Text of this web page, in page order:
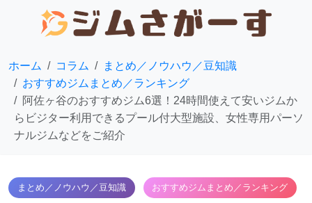
ホーム コラム
まとめ／ノウハウ／豆知識
おすすめジムまとめ／ランキング
阿佐ヶ谷のおすすめジム6選！24時間使えて安いジムか
らビジター利用できるプール付大型施設、女性専用パーソ
ナルジムなどをご紹介
まとめ／ノウハウ／豆知識 おすすめジムまとめ／ランキング